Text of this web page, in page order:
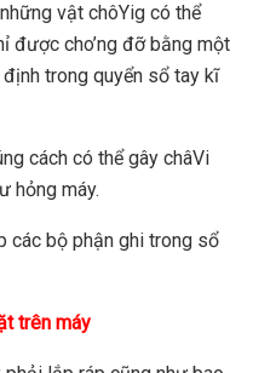
vật chôYig có thể
được cho’ng đỡ bằng một
trong quyển sổ tay kĩ
cách có thể gây châVi
hỏng máy.
các bộ phận ghi trong sổ
trên máy